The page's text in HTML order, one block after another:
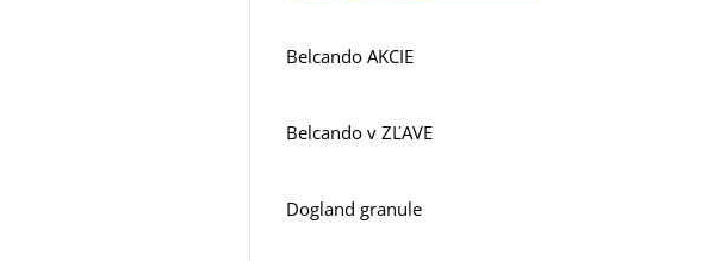
Belcando AKCIE
Belcando v ZĽAVE
Dogland granule